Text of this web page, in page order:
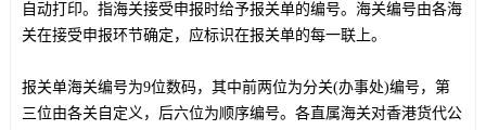
自动打印。指海关接受申报时给予报关单的编号。海关编号由各海
关在接受申报环节确定，应标识在报关单的每一联上。
报关单海关编号为9位数码，其中前两位为分关(办事处)编号，第
三位由各关自定义，后六位为顺序编号。各直属海关对香港货代公